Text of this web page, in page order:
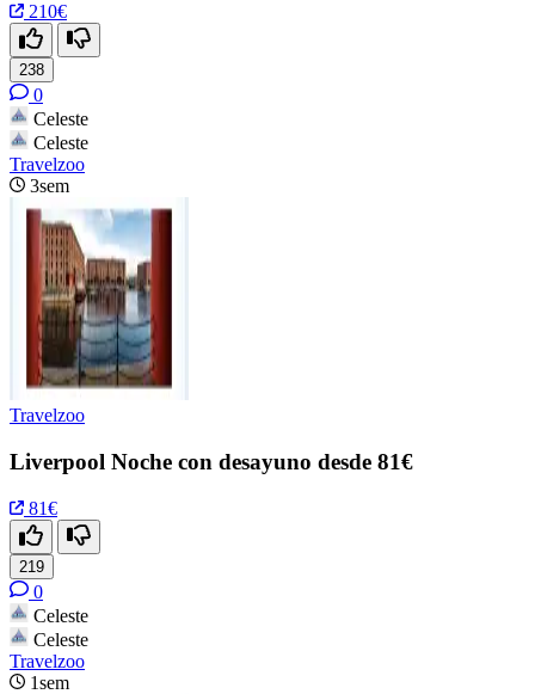
210€
238
0
Celeste
Celeste
Travelzoo
3sem
Travelzoo
Liverpool Noche con desayuno desde 81€
81€
219
0
Celeste
Celeste
Travelzoo
1sem